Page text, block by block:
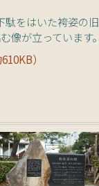
駄をはいた袴姿の旧
像が立っています。
）